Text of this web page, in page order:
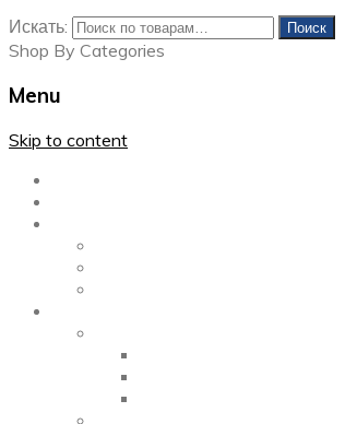
Искать:
Поиск
Shop By Categories
Menu
Skip to content